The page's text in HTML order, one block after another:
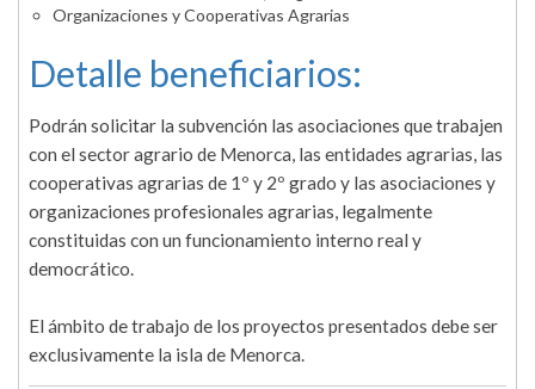
Organizaciones y Cooperativas Agrarias
Detalle beneficiarios:
Podrán solicitar la subvención las asociaciones que trabajen
con el sector agrario de Menorca, las entidades agrarias, las
cooperativas agrarias de 1º y 2º grado y las asociaciones y
organizaciones profesionales agrarias, legalmente
constituidas con un funcionamiento interno real y
democrático.
El ámbito de trabajo de los proyectos presentados debe ser
exclusivamente la isla de Menorca.